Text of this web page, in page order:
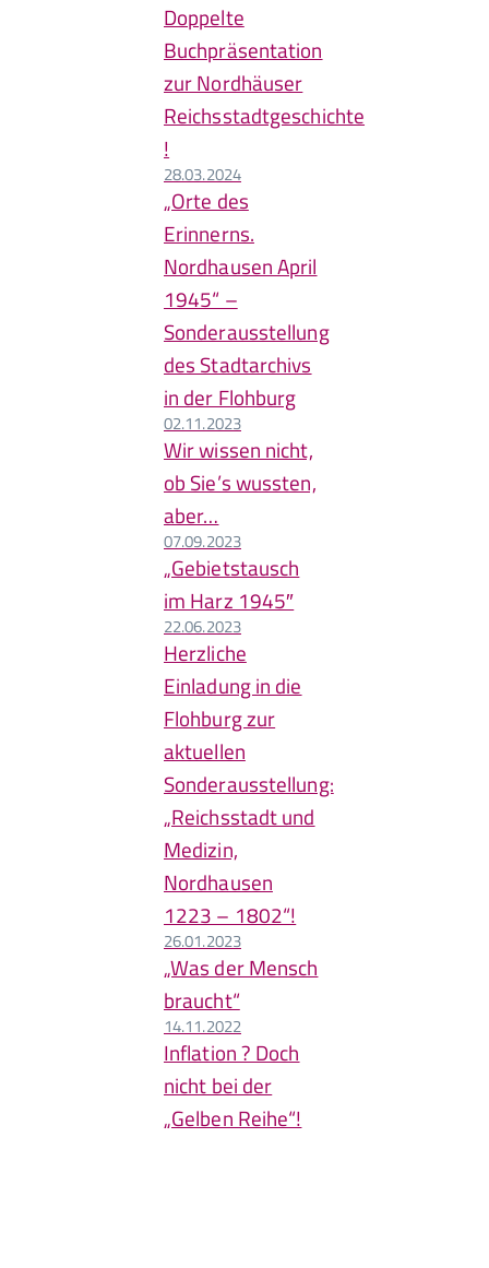
Doppelte
Buchpräsentation
zur Nordhäuser
Reichsstadtgeschichte
!
28.03.2024
„Orte des
Erinnerns.
Nordhausen April
1945“ –
Sonderausstellung
des Stadtarchivs
in der Flohburg
02.11.2023
Wir wissen nicht,
ob Sie’s wussten,
aber…
07.09.2023
„Gebietstausch
im Harz 1945″
22.06.2023
Herzliche
Einladung in die
Flohburg zur
aktuellen
Sonderausstellung:
„Reichsstadt und
Medizin,
Nordhausen
1223 – 1802“!
26.01.2023
„Was der Mensch
braucht“
14.11.2022
Inflation ? Doch
nicht bei der
„Gelben Reihe“!